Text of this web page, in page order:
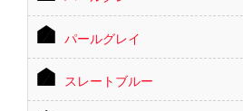
パールグレイ
スレートブルー